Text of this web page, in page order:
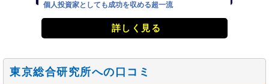
個人投資家としても成功を収める超一流
詳しく見る
東京総合研究所への口コミ